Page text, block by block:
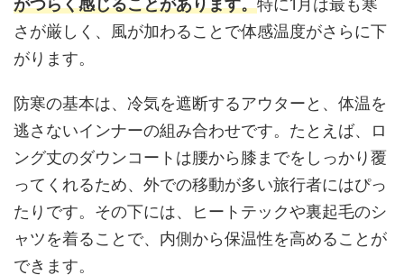
がつらく感じることがあります。特に1月は最も寒
さが厳しく、風が加わることで体感温度がさらに下
がります。
防寒の基本は、冷気を遮断するアウターと、体温を
逃さないインナーの組み合わせです。たとえば、ロ
ング丈のダウンコートは腰から膝までをしっかり覆
ってくれるため、外での移動が多い旅行者にはぴっ
たりです。その下には、ヒートテックや裏起毛のシ
ャツを着ることで、内側から保温性を高めることが
できます。